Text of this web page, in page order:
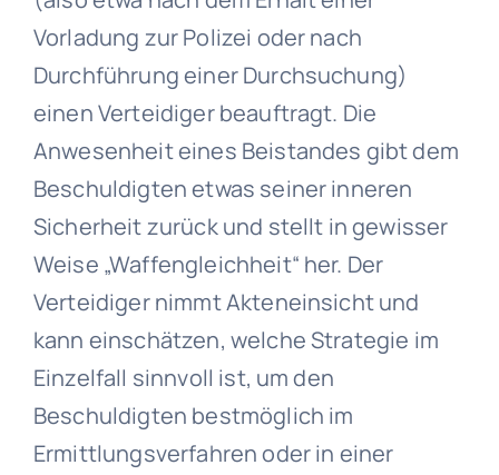
Vorladung zur Polizei oder nach
Durchführung einer Durchsuchung)
einen Verteidiger beauftragt. Die
Anwesenheit eines Beistandes gibt dem
Beschuldigten etwas seiner inneren
Sicherheit zurück und stellt in gewisser
Weise „Waffengleichheit“ her. Der
Verteidiger nimmt Akteneinsicht und
kann einschätzen, welche Strategie im
Einzelfall sinnvoll ist, um den
Beschuldigten bestmöglich im
Ermittlungsverfahren oder in einer